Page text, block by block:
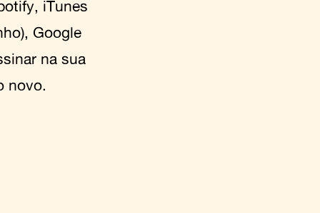
iTunes
Google
na sua
novo.